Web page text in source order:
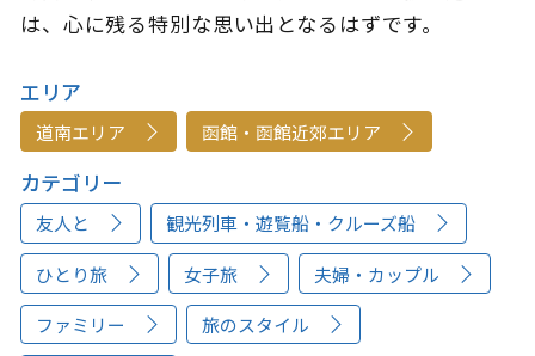
は、心に残る特別な思い出となるはずです。
エリア
道南エリア 函館・函館近郊エリア
カテゴリー
友人と 観光列車・遊覧船・クルーズ船
ひとり旅 女子旅 夫婦・カップル
ファミリー 旅のスタイル